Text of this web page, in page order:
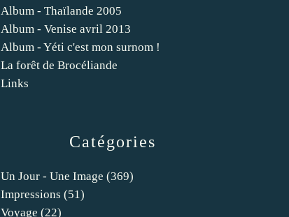
Catégories
Un Jour - Une Image (369)
Impressions (51)
Voyage (22)
Album - Thaïlande 2005
Album - Venise avril 2013
Album - Yéti c'est mon surnom !
La forêt de Brocéliande
Links